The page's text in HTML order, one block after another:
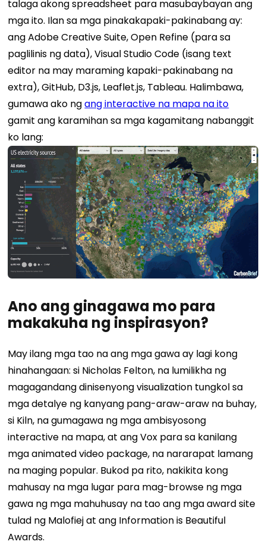
talaga akong spreadsheet para masubaybayan ang
mga ito. Ilan sa mga pinakakapaki-pakinabang ay:
ang Adobe Creative Suite, Open Refine (para sa
paglilinis ng data), Visual Studio Code (isang text
editor na may maraming kapaki-pakinabang na
extra), GitHub, D3.js, Leaflet.js, Tableau. Halimbawa,
gumawa ako ngang interactive na mapa na ito
gamit ang karamihan sa mga kagamitang nabanggit
ko lang:
Ano ang ginagawa mo para
makakuha ng inspirasyon?
May ilang mga tao na ang mga gawa ay lagi kong
hinahangaan: si Nicholas Felton, na lumilikha ng
magagandang dinisenyong visualization tungkol sa
mga detalye ng kanyang pang-araw-araw na buhay,
si Kiln, na gumagawa ng mga ambisyosong
interactive na mapa, at ang Vox para sa kanilang
mga animated video package, na nararapat lamang
na maging popular. Bukod pa rito, nakikita kong
mahusay na mga lugar para mag-browse ng mga
gawa ng mga mahuhusay na tao ang mga award site
tulad ng Malofiej at ang Information is Beautiful
Awards.